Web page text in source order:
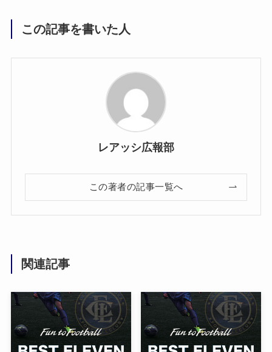
この記事を書いた人
レアッシ広報部
この著者の記事一覧へ
関連記事